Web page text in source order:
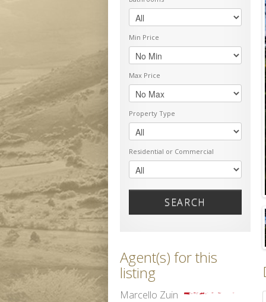
Min Price
Max Price
Property Type
Residential or Commercial
SEARCH
Agent(s) for this
listing
Marcello Zuin